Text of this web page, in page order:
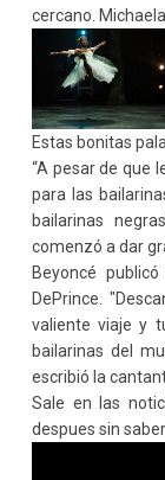
cercano.
Estas bonitas
“A pesar de que
para las
bailarinas
comenzó a dar
Beyoncé
DePrince.
valiente viaje y
bailarinas del
escribió la
Sale en las
despues sin